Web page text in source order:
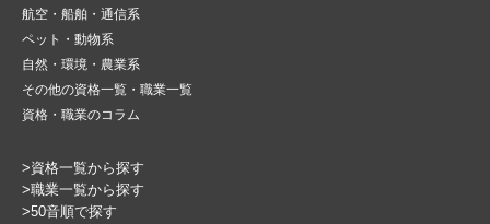
航空・船舶・通信系
ペット・動物系
自然・環境・農業系
その他の資格一覧・職業一覧
資格・職業のコラム
>資格一覧から探す
>職業一覧から探す
>50音順で探す